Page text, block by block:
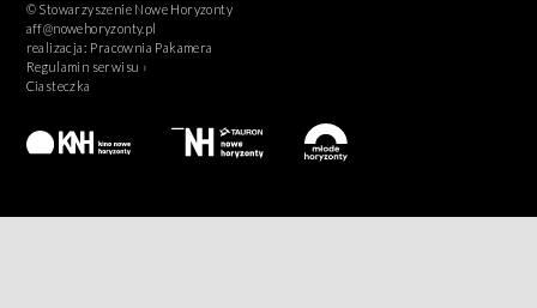
© Stowarzyszenie Nowe Horyzonty
aff@nowehoryzonty.pl
realizacja: Pracownia Pakamera
Regulamin serwisu ›
Ciasteczka